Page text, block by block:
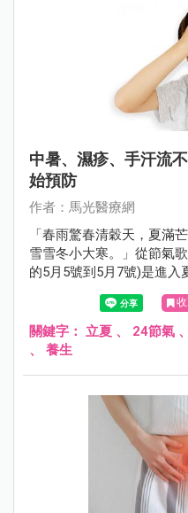
中暑、濕疹、手汗流
始預防
作者：馬光醫療網
「春雨驚春清穀天，夏滿
雪雪冬小大寒。」從節氣
的5月5號到5月7號)是進入
關鍵字： 立夏 、 24節氣 、
、 養生